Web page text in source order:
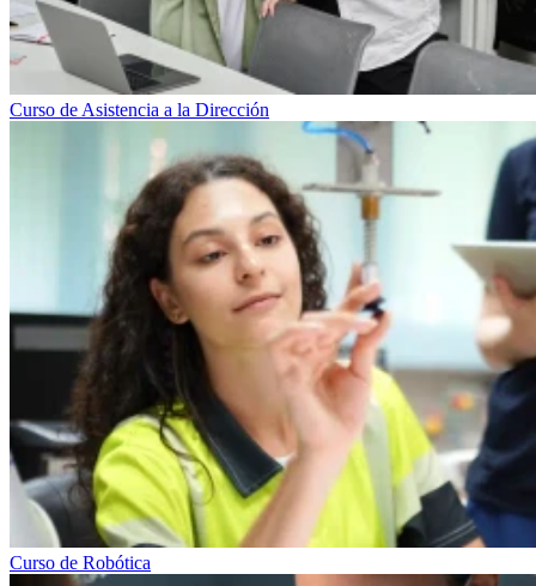
Curso de Asistencia a la Dirección
Curso de Robótica